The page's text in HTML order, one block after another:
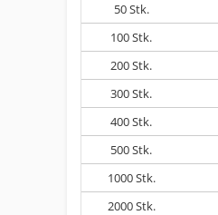
50Stk.
100Stk.
200Stk.
300Stk.
400Stk.
500Stk.
1000Stk.
2000Stk.